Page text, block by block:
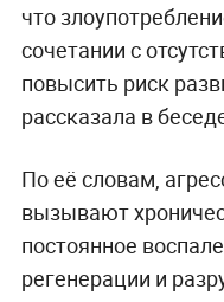
что
сочетании с
повысить риск
рассказала в
По её словам,
вызывают
постоянное
регенерации и